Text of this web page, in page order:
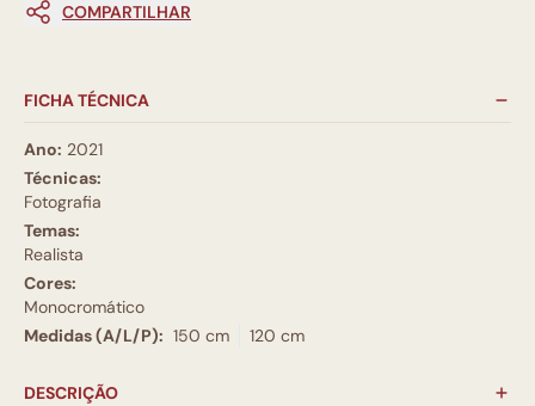
COMPARTILHAR
FICHA TÉCNICA
Ano: 2021
Técnicas:
Fotografia
Temas:
Realista
Cores:
Monocromático
Medidas (A/L/P): 150 cm 120 cm
DESCRIÇÃO